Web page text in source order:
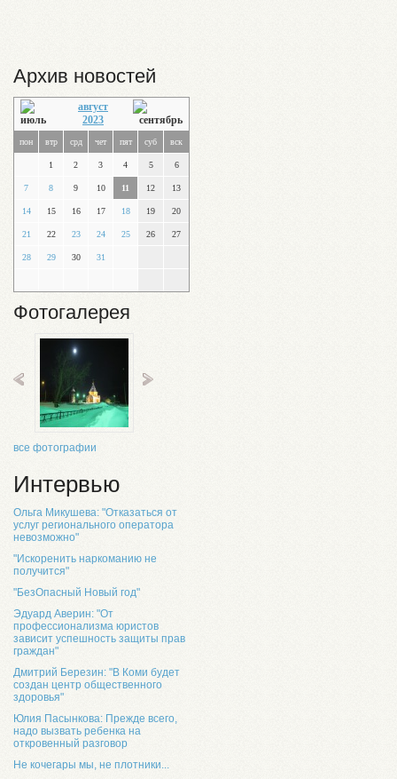
Архив новостей
август
2023
пон втр срд чет пят суб вск
1 2 3 4 5 6
7 8 9 10 11 12 13
14 15 16 17 18 19 20
21 22 23 24 25 26 27
28 29 30 31
Фотогалерея
все фотографии
Интервью
Ольга Микушева: "Отказаться от
услуг регионального оператора
невозможно"
"Искоренить наркоманию не
получится"
"БезОпасный Новый год"
Эдуард Аверин: "От
профессионализма юристов
зависит успешность защиты прав
граждан"
Дмитрий Березин: "В Коми будет
создан центр общественного
здоровья"
Юлия Пасынкова: Прежде всего,
надо вызвать ребенка на
откровенный разговор
Не кочегары мы, не плотники...